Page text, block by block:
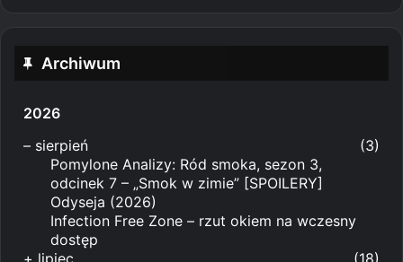
Archiwum
2026
– sierpień
(3)
Pomylone Analizy: Ród smoka, sezon 3,
odcinek 7 – „Smok w zimie” [SPOILERY]
Odyseja (2026)
Infection Free Zone – rzut okiem na wczesny
dostęp
+ lipiec
(18)